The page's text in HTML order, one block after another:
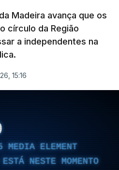
Madeira avança que os
círculo da Região
a independentes na
15:16
MEDIA ELEMENT
NESTE MOMENTO